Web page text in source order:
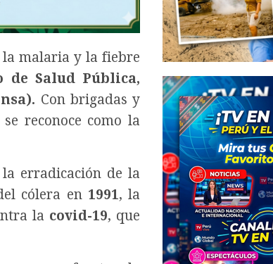
la malaria y la fiebre
de Salud Pública,
Con brigadas y
reconoce como la
erradicación de la
cólera en 1991, la
la covid-19, que